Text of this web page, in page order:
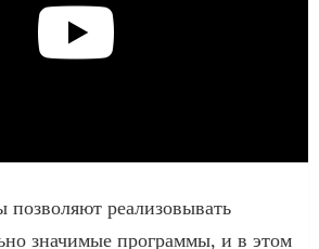
реализовывать
значимые программы, и в этом